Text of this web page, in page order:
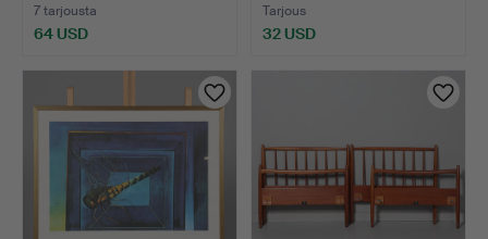
7 tarjousta
64 USD
Tarjous
32 USD